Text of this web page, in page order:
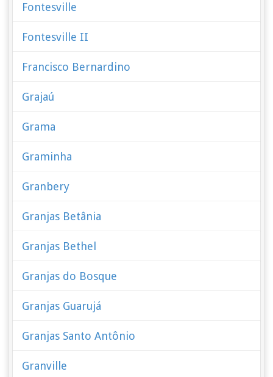
Fontesville
Fontesville II
Francisco Bernardino
Grajaú
Grama
Graminha
Granbery
Granjas Betânia
Granjas Bethel
Granjas do Bosque
Granjas Guarujá
Granjas Santo Antônio
Granville